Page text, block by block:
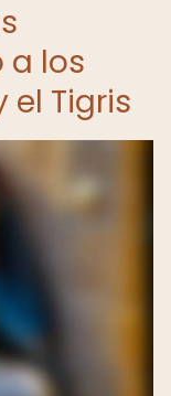
a los
el Tigris